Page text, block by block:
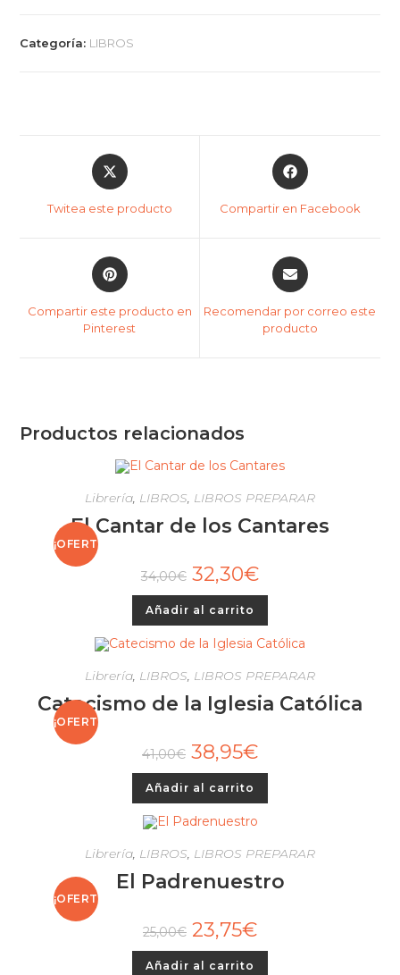
Categoría: LIBROS
Twitea este producto Compartir en Facebook
Compartir este producto en
Pinterest
Recomendar por correo este
producto
Productos relacionados
¡OFERT
Librería, LIBROS, LIBROS PREPARAR
El Cantar de los Cantares
34,00€ 32,30€
Añadir al carrito
¡OFERT
Librería, LIBROS, LIBROS PREPARAR
Catecismo de la Iglesia Católica
41,00€ 38,95€
Añadir al carrito
¡OFERT
Librería, LIBROS, LIBROS PREPARAR
El Padrenuestro
25,00€ 23,75€
Añadir al carrito